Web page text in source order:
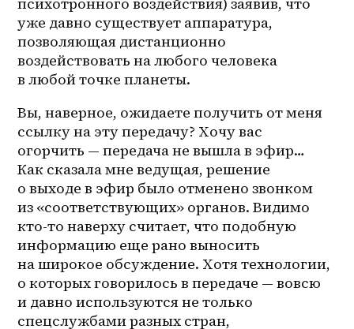
уже давно существует аппаратура,
позволяющая дистанционно
воздействовать на любого человека
в любой точке планеты.
Вы, наверное, ожидаете получить от меня
ссылку на эту передачу? Хочу вас
огорчить — передача не вышла в эфир…
Как сказала мне ведущая, решение
о выходе в эфир было отменено звонком
из «соответствующих» органов. Видимо
кто-то наверху считает, что подобную
информацию еще рано выносить
на широкое обсуждение. Хотя технологии,
о которых говорилось в передаче — вовсю
и давно используются не только
спецслужбами разных стран,